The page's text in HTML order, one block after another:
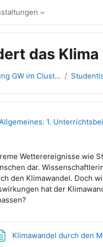
das Klima
GW im Clust...
Allgemeines: 1.
Wetterereignisse wie
dar.
den Klimawandel. Doch
hat der
Klimawandel durch den